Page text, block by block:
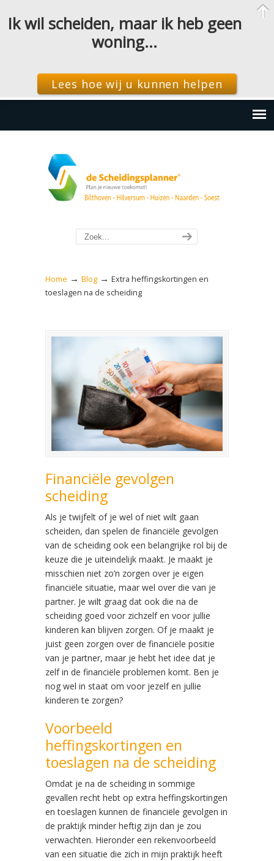
Home → Blog → Extra heffingskortingen en
toeslagen na de scheiding
Financiële gevolgen
scheiding
Als je twijfelt of je wel of niet wilt gaan
scheiden, dan spelen de financiële gevolgen
van de scheiding ook een belangrijke rol bij de
keuze die je uiteindelijk maakt. Je maakt je
misschien niet zo’n zorgen over je eigen
financiële situatie, maar wel over die van je
partner. Je wilt graag dat ook die na de
scheiding goed voor zichzelf en voor jullie
kinderen kan blijven zorgen. Of je maakt je
juist geen zorgen over de financiële positie
van je partner, maar je hebt het idee dat je
zelf in de financiële problemen komt. Ben je
nog wel in staat om voor jezelf en jullie
kinderen te zorgen?
Voorbeeld
heffingskortingen en
toeslagen na de scheiding
Omdat je na de scheiding in sommige
gevallen recht hebt op extra heffingskortingen
en toeslagen kunnen de financiële gevolgen in
de praktijk minder heftig zijn dan je zou
verwachten. Hieronder een rekenvoorbeeld
van een situatie die zich in mijn praktijk heeft
Ik wil scheiden, maar ik heb geen
woning…
Lees hoe wij u kunnen helpen